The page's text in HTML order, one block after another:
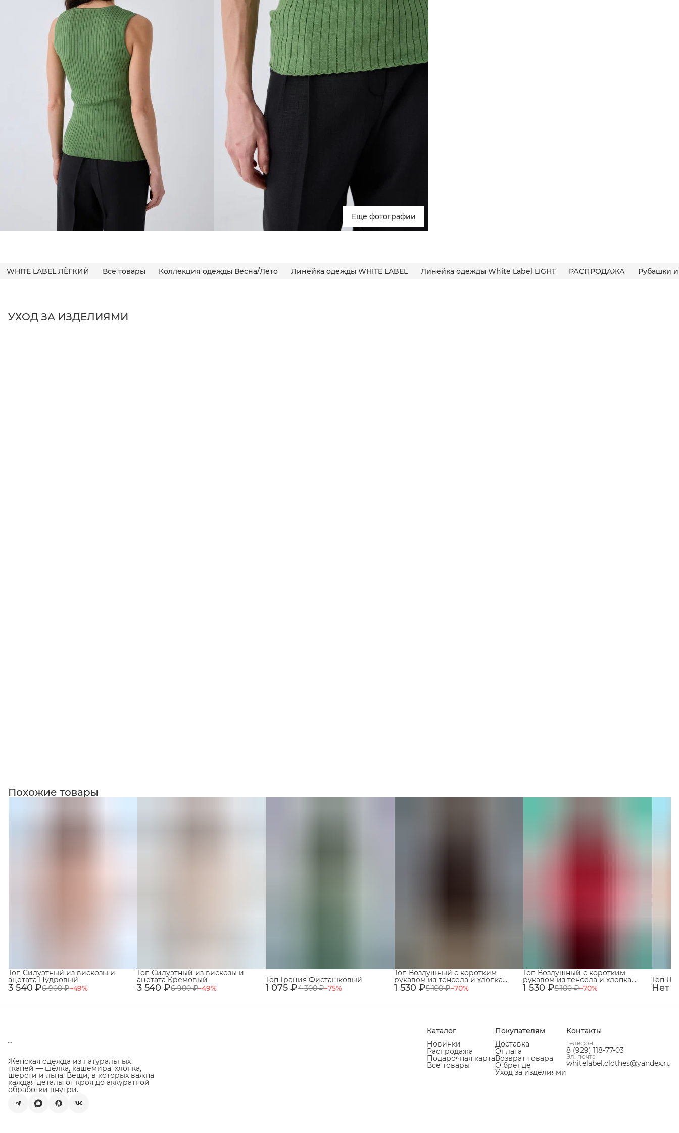
Еще фотографии
WHITE LABEL ЛЁГКИЙ Все товары Коллекция одежды Весна/Лето Линейка одежды WHITE LABEL Линейка одежды White Label LIGHT РАСПРОДАЖА Рубашки
УХОД ЗА ИЗДЕЛИЯМИ
Похожие товары
3 540 ₽6 900 ₽−49%
Топ Силуэтный из вискозы и
ацетата Пудровый
3 540 ₽6 900 ₽−49%
Топ Силуэтный из вискозы и
ацетата Кремовый
1 075 ₽4 300 ₽−75%
Топ Грация Фисташковый
1 530 ₽5 100 ₽−70%
Топ Воздушный с коротким
рукавом из тенсела и хлопка
Чёрный 1 530 ₽5 100 ₽−70%
Топ Воздушный с коротким
рукавом из тенсела и хлопка
Алый Нет
Топ
Женская одежда из натуральных
тканей — шёлка, кашемира, хлопка,
шерсти и льна. Вещи, в которых важна
каждая деталь: от кроя до аккуратной
обработки внутри.
Каталог
Новинки
Распродажа
Подарочная карта
Все товары
Покупателям
Доставка
Оплата
Возврат товара
О бренде
Уход за изделиями
Контакты
Телефон
8 (929) 118-77-03
Эл. почта
whitelabel.clothes@yandex.ru